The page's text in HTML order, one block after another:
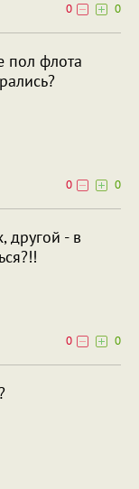
0
0
пол флота
0
0
другой - в
0
0